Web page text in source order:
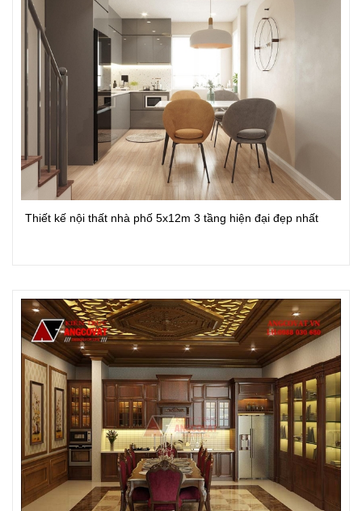
Xem Chi Tiết
Thiết kế nội thất nhà phố 5x12m 3 tầng hiện đại đẹp nhất